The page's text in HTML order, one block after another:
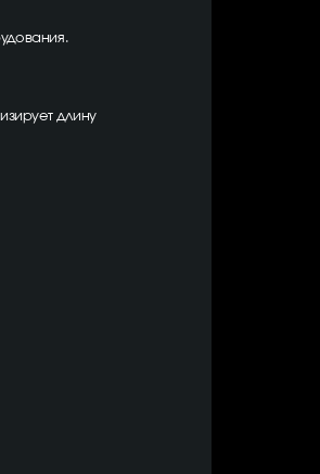
длину